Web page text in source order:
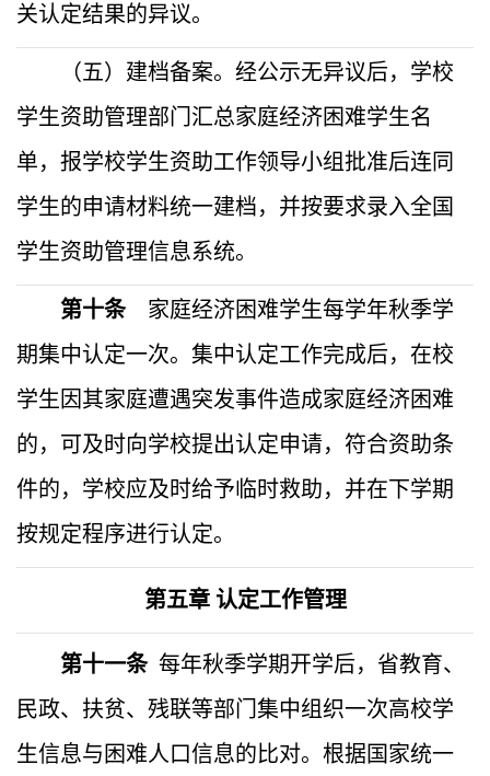
关认定结果的异议。
（五）建档备案。经公示无异议后，学校
学生资助管理部门汇总家庭经济困难学生名
单，报学校学生资助工作领导小组批准后连同
学生的申请材料统一建档，并按要求录入全国
学生资助管理信息系统。
第十条家庭经济困难学生每学年秋季学
期集中认定一次。集中认定工作完成后，在校
学生因其家庭遭遇突发事件造成家庭经济困难
的，可及时向学校提出认定申请，符合资助条
件的，学校应及时给予临时救助，并在下学期
按规定程序进行认定。
第五章 认定工作管理
第十一条 每年秋季学期开学后，省教育、
民政、扶贫、残联等部门集中组织一次高校学
生信息与 困难人口信息的比对。根据国家统一